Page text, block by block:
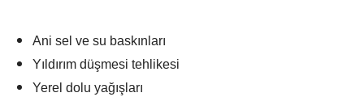
Ani sel ve su baskınları
Yıldırım düşmesi tehlikesi
Yerel dolu yağışları